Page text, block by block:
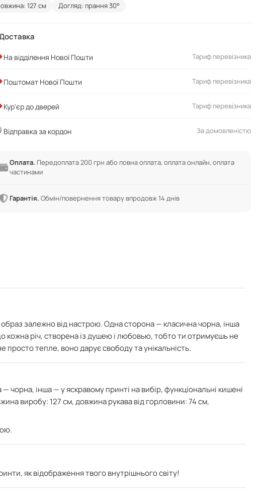
127 см
Догляд: прання 30°
На відділення Нової Пошти Тариф перевізника
Поштомат Нової Пошти Тариф перевізника
Кур'єр до дверей Тариф перевізника
Відправка за кордон За домовленістю
Оплата. Передоплата 200 грн або повна оплата, оплата онлайн, оплата
частинами
Гарантія. Обмін/повернення товару впродовж 14 днів
залежно від настрою. Одна сторона — класична чорна, інша
кожна річ, створена із душею і любовью, тобто ти отримуєшь не
просто тепле, воно дарує свободу та унікальність.
чорна, інша — у яскравому принті на вибір, функціональні кишені
виробу: 127 см, довжина рукава від горловини: 74 см,
як відображення твого внутрішнього світу!